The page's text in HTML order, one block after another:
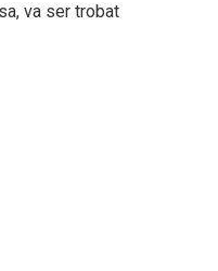
va ser trobat